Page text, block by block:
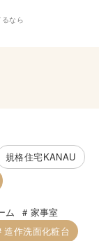
なら
規格住宅KANAU
ム
家事室
造作洗面化粧台